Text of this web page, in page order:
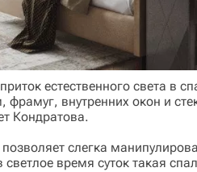
естественного света в
внутренних окон и
Кондратова.
слегка
время суток такая